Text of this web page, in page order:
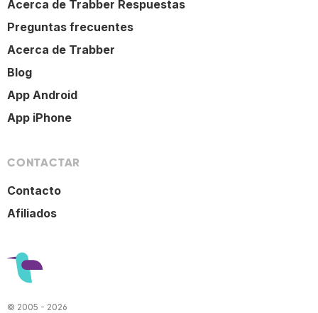
Acerca de Trabber Respuestas
Preguntas frecuentes
Acerca de Trabber
Blog
App Android
App iPhone
CONTACTAR
Contacto
Afiliados
© 2005 - 2026